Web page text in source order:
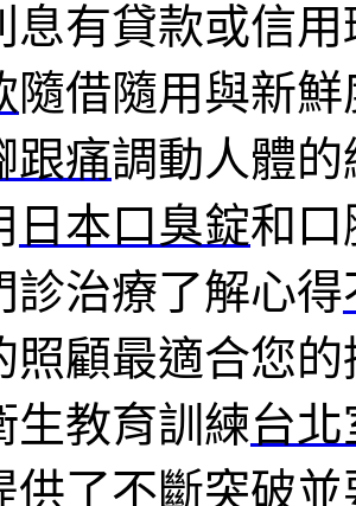
息有貸款或信
隨借隨用與新
跟痛調動人體
日本口臭錠和口
診治療了解心得
照顧最適合您的
生教育訓練台
供了不斷突破